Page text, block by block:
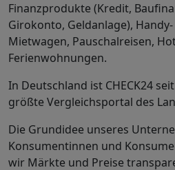
Finanzprodukte (Kredit,
Girokonto, Geldanlage),
Mietwagen, Pauschalreisen,
Ferienwohnungen.
In Deutschland ist CHECK24
größte Vergleichsportal des
Die Grundidee unseres
Konsumentinnen und
wir Märkte und Preise